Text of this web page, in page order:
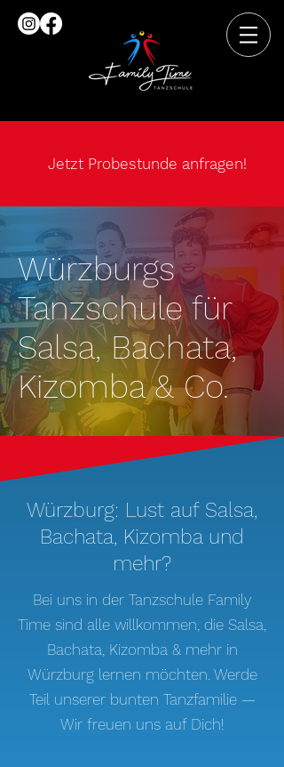
Jetzt Probestunde anfragen!
Würzburgs
Tanzschule für
Salsa, Bachata,
Kizomba & Co.
Würzburg: Lust auf Salsa,
Bachata, Kizomba und
mehr?
Bei uns in der Tanzschule Family
Time sind alle willkommen, die Salsa,
Bachata, Kizomba & mehr in
Würzburg lernen möchten. Werde
Teil unserer bunten Tanzfamilie —
Wir freuen uns auf Dich!